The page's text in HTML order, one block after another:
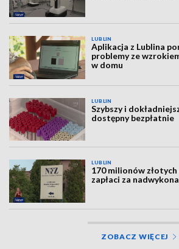
LUBLIN
Aplikacja z Lublina
problemy ze
w domu
LUBLIN
Szybszy i
dostępny bezpłatnie
LUBLIN
170 milionów
zapłaci za
ZOBACZ WIĘCEJ